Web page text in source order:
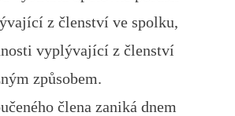
z členství ve spolku,
vyplývající z členství
způsobem.
člena zaniká dnem